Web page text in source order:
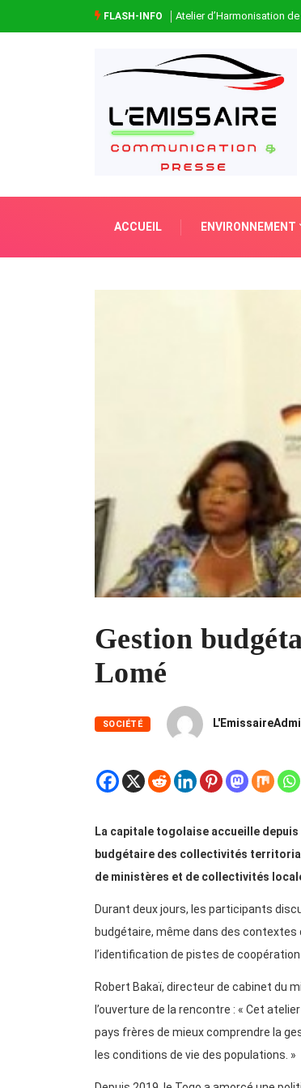
FLASH-INFO Atelier d’Harmonisation
ACCUEIL ENVIRONNEMENT
Gestion
Lomé
SOCIÉTÉ
La capitale togolaise accueille
budgétaire des collectivités
de ministères et de collectivités
Durant deux jours, les participants
budgétaire, même dans des contextes
l’identification de pistes de
Robert Bakaï, directeur de cabinet du
l’ouverture de la rencontre : « Cet
pays frères de mieux comprendre la
les conditions de vie des populations. »